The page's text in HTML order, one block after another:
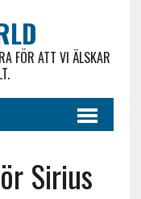
FÖR ATT VI ÄLSKAR
Sirius